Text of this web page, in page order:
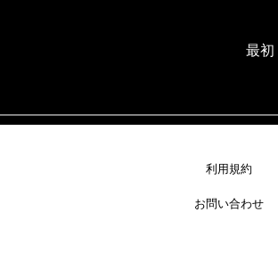
最初
利用規約
お問い合わせ